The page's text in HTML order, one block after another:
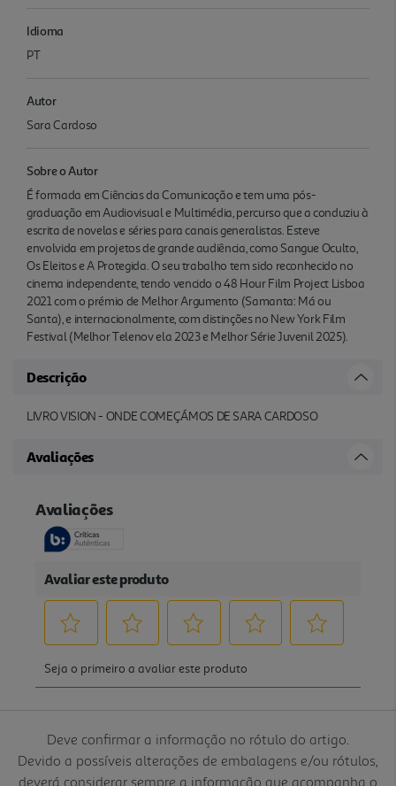
Idioma
PT
Autor
Sara Cardoso
Sobre o Autor
É formada em Ciências da Comunicação e tem uma pós-
graduação em Audiovisual e Multimédia, percurso que a conduziu à
escrita de novelas e séries para canais generalistas. Esteve
envolvida em projetos de grande audiência, como Sangue Oculto,
Os Eleitos e A Protegida. O seu trabalho tem sido reconhecido no
cinema independente, tendo vencido o 48 Hour Film Project Lisboa
2021 com o prémio de Melhor Argumento (Samanta: Má ou
Santa), e internacionalmente, com distinções no New York Film
Festival (Melhor Telenov ela 2023 e Melhor Série Juvenil 2025).
Descrição
LIVRO VISION - ONDE COMEÇÁMOS DE SARA CARDOSO
Avaliações
Deve confirmar a informação no rótulo do artigo.
Devido a possíveis alterações de embalagens e/ou rótulos,
deverá considerar sempre a informação que acompanha o